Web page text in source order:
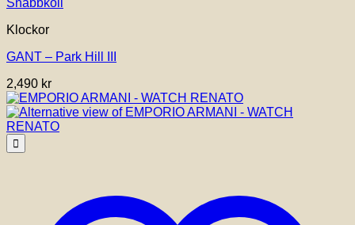
Snabbkoll
Klockor
GANT – Park Hill III
2,490 kr